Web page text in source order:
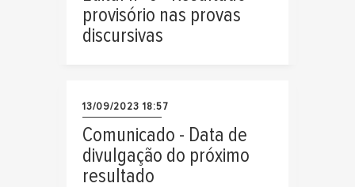
provisório nas provas
discursivas
13/09/2023 18:57
Comunicado - Data de
divulgação do próximo
resultado